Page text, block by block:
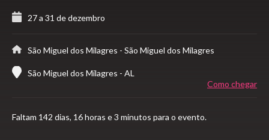
27 a 31 de dezembro
São Miguel dos Milagres - São Miguel dos Milagres
São Miguel dos Milagres - AL
Como chegar
Faltam 142 dias, 16 horas e 3 minutos para o evento.